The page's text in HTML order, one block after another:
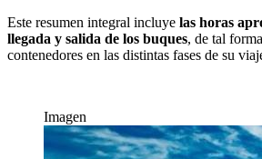
Este resumen integral incluye las horas
llegada y salida de los buques, de tal
contenedores en las distintas fases de su
Imagen